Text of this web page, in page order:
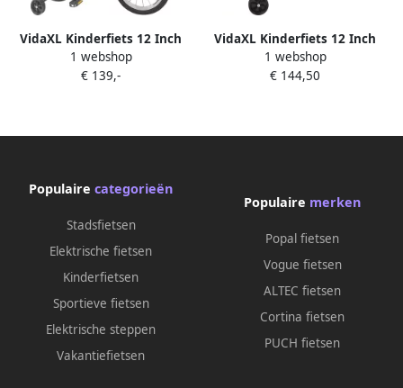
VidaXL Kinderfiets 12 Inch
voor 2-4 jaar oud Groen
1 webshop
€ 139,-
VidaXL Kinderfiets 12 Inch
voor 2-4 jaar oud Rood
1 webshop
€ 144,50
Populaire categorieën
Stadsfietsen
Elektrische fietsen
Kinderfietsen
Sportieve fietsen
Elektrische steppen
Vakantiefietsen
Populaire merken
Popal fietsen
Vogue fietsen
ALTEC fietsen
Cortina fietsen
PUCH fietsen